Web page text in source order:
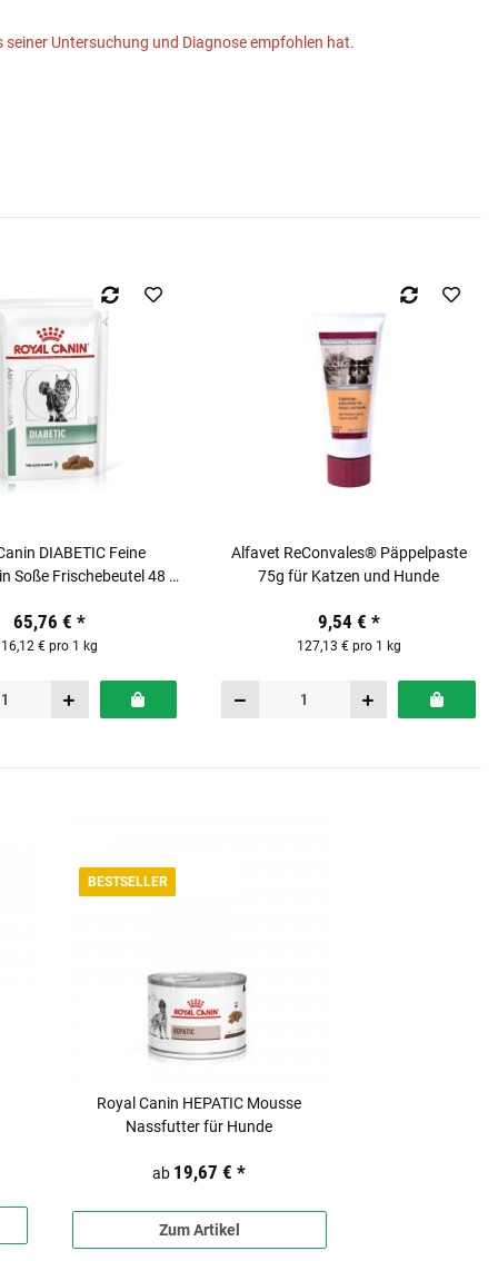
Untersuchung und Diagnose empfohlen hat.
DIABETIC Feine
Soße Frischebeutel 48 x
65,76 €*
16,12 € pro 1 kg
Alfavet ReConvales® Päppelpaste
75g für Katzen und Hunde
9,54 € *
127,13 € pro 1 kg
BESTSELLER
Royal Canin HEPATIC Mousse
Nassfutter für Hunde
ab 19,67 €*
Zum Artikel